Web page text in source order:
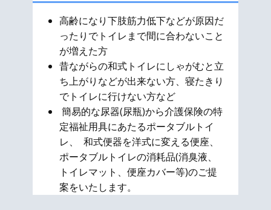
高齢になり下肢筋力低下などが原因だ
ったりでトイレまで間に合わないこと
が増えた方
昔ながらの和式​トイレにしゃがむと立
ち上がりなどが出来ない方、寝たきり
でトイレに行けない方など
簡易的な尿器(尿瓶)から介護保険の特
定福祉用具にあたるポータブルトイ
レ、 和式便器を洋式に変える便座、​
ポータブルトイレの消耗品(消臭液、
トイレマット、便座カバー等)のご提
案をいたします。